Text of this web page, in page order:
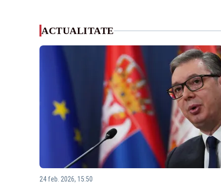
ACTUALITATE
24 feb. 2026, 15:50